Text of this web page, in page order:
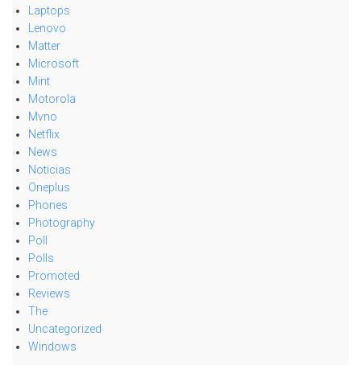
Laptops
Lenovo
Matter
Microsoft
Mint
Motorola
Mvno
Netflix
News
Noticias
Oneplus
Phones
Photography
Poll
Polls
Promoted
Reviews
The
Uncategorized
Windows